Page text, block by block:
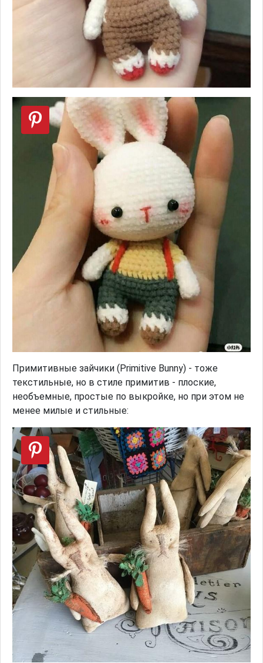
Примитивные зайчики (Primitive Bunny) - тоже
текстильные, но в стиле примитив - плоские,
необъемные, простые по выкройке, но при этом не
менее милые и стильные: